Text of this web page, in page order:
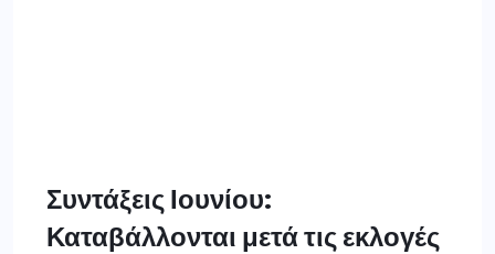
Συντάξεις Ιουνίου:
Καταβάλλονται μετά τις εκλογές